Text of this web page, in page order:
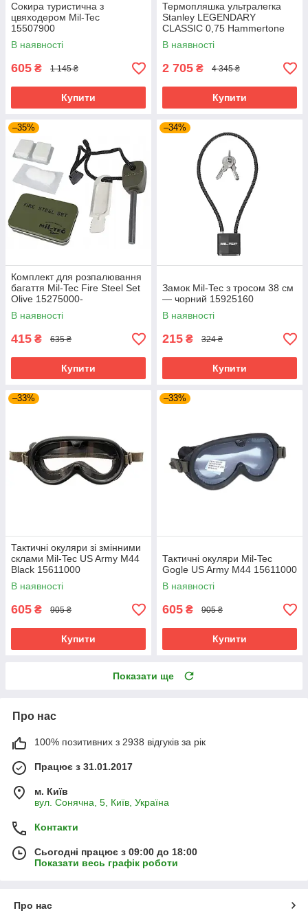
Сокира туристична з
цвяходером Mil-Tec
15507900
В наявності
605 ₴ 1 145 ₴
Купити
Термопляшка ультралегка
Stanley LEGENDARY
CLASSIC 0,75 Hammertone
Clay 10-01612-065
В наявності
2 705 ₴ 4 345 ₴
Купити
–35%
Комплект для розпалювання
багаття Mil-Tec Fire Steel Set
Olive 15275000-
В наявності
415 ₴ 635 ₴
Купити
–34%
Замок Mil-Tec з тросом 38 см
— чорний 15925160
В наявності
215 ₴ 324 ₴
Купити
–33%
Тактичні окуляри зі змінними
склами Mil-Tec US Army M44
Black 15611000
В наявності
605 ₴ 905 ₴
Купити
–33%
Тактичні окуляри Mil-Tec
Gogle US Army M44 15611000
В наявності
605 ₴ 905 ₴
Купити
Показати ще
Про нас
100% позитивних з 2938 відгуків за рік
Працює з 31.01.2017
м. Київ
вул. Сонячна, 5, Київ, Україна
Контакти
Сьогодні працює з 09:00 до 18:00
Показати весь графік роботи
Про нас